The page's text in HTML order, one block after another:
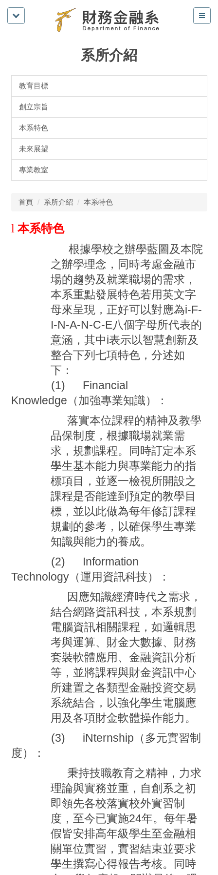
系所介紹
教育目標
創立宗旨
本系特色
未來展望
專業教室
首頁 系所介紹 本系特色
l 本系特色
根據學校之辦學藍圖及本院
之辦學理念，同時考慮金融市
場的趨勢及就業職場的需求，
本系重點發展特色若用英文字
母來呈現，正好可以對應為i-F-
I-N-A-N-C-E八個字母所代表的
意涵，其中i表示以智慧創新及
整合下列七項特色，分述如
下：
(1) Financial
Knowledge （加強專業知識）：
落實本位課程的精神及教學
品保制度，根據職場就業需
求，規劃課程。同時訂定本系
學生基本能力與專業能力的指
標項目，並逐一檢視所開設之
課程是否能達到預定的教學目
標，並以此做為每年修訂課程
規劃的參考，以確保學生專業
知識與能力的養成。
(2) Information
Technology（運用資訊科技）：
因應知識經濟時代之需求，
結合網路資訊科技，本系規劃
電腦資訊相關課程，如邏輯思
考與運算、財金大數據、財務
套裝軟體應用、金融資訊分析
等，並將課程與財金資訊中心
所建置之各類型金融投資交易
系統結合，以強化學生電腦應
用及各項財金軟體操作能力。
(3) iNternship （多元實習制
度）：
秉持技職教育之精神，力求
理論與實務並重，自創系之初
即領先各校落實校外實習制
度，至今已實施24年。每年暑
假皆安排高年級學生至金融相
關單位實習，實習結束並要求
學生撰寫心得報告考核。同時